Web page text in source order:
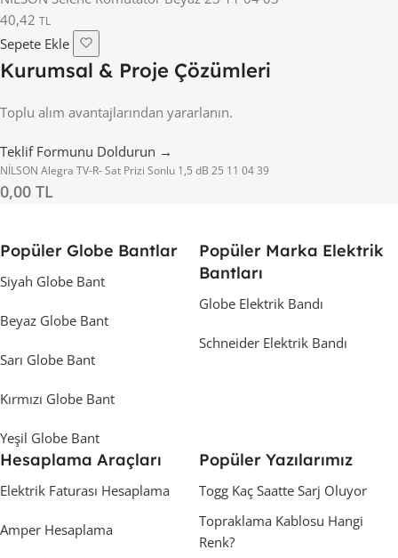
40,42 TL
Sepete Ekle
Kurumsal & Proje Çözümleri
Toplu alım avantajlarından yararlanın.
Teklif Formunu Doldurun →
NİLSON Alegra TV-R- Sat Prizi Sonlu 1,5 dB 25 11 04 39
0,00 TL
Popüler Globe Bantlar
Siyah Globe Bant
Beyaz Globe Bant
Sarı Globe Bant
Kırmızı Globe Bant
Yeşil Globe Bant
Popüler Marka Elektrik
Bantları
Globe Elektrik Bandı
Schneider Elektrik Bandı
Hesaplama Araçları
Elektrik Faturası Hesaplama
Amper Hesaplama
Popüler Yazılarımız
Togg Kaç Saatte Sarj Oluyor
Topraklama Kablosu Hangi
Renk?